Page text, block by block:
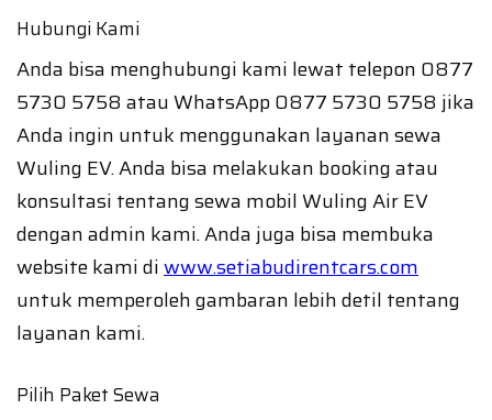
Hubungi Kami
Anda bisa menghubungi kami lewat telepon 0877
5730 5758 atau WhatsApp 0877 5730 5758 jika
Anda ingin untuk menggunakan layanan sewa
Wuling EV. Anda bisa melakukan booking atau
konsultasi tentang sewa mobil Wuling Air EV
dengan admin kami. Anda juga bisa membuka
website kami diwww.setiabudirentcars.com
untuk memperoleh gambaran lebih detil tentang
layanan kami.
Pilih Paket Sewa